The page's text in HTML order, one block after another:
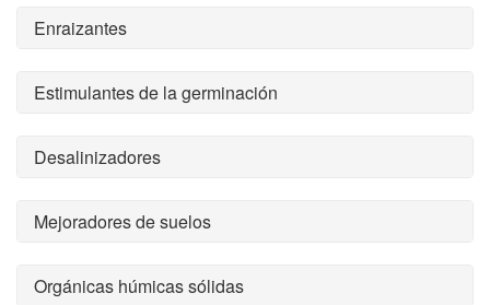
Enraizantes
Estimulantes de la germinación
Desalinizadores
Mejoradores de suelos
Orgánicas húmicas sólidas